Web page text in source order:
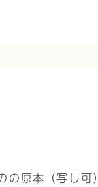
原本（写し可